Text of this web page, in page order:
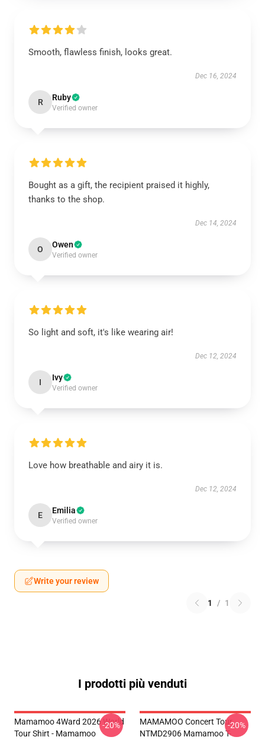
Smooth, flawless finish, looks great.
Dec 16, 2024
R Ruby
Verified owner
Bought as a gift, the recipient praised it highly,
thanks to the shop.
Dec 14, 2024
O Owen
Verified owner
So light and soft, it's like wearing air!
Dec 12, 2024
I Ivy
Verified owner
Love how breathable and airy it is.
Dec 12, 2024
E Emilia
Verified owner
Write your review
1 / 1
I prodotti più venduti
Mamamoo 4Ward 2026 World
Tour Shirt - Mamamoo
-20%
MAMAMOO Concert Tour
NTMD2906 Mamamoo T-
-20%